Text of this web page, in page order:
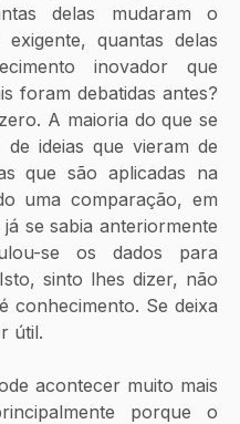
delas mudaram o
quantas delas
inovador que
foram debatidas antes?
A maioria do que se
ideias que vieram de
que são aplicadas na
uma comparação, em
se sabia anteriormente
se os dados para
sinto lhes dizer, não
conhecimento. Se deixa
útil.
acontecer muito mais
porque o